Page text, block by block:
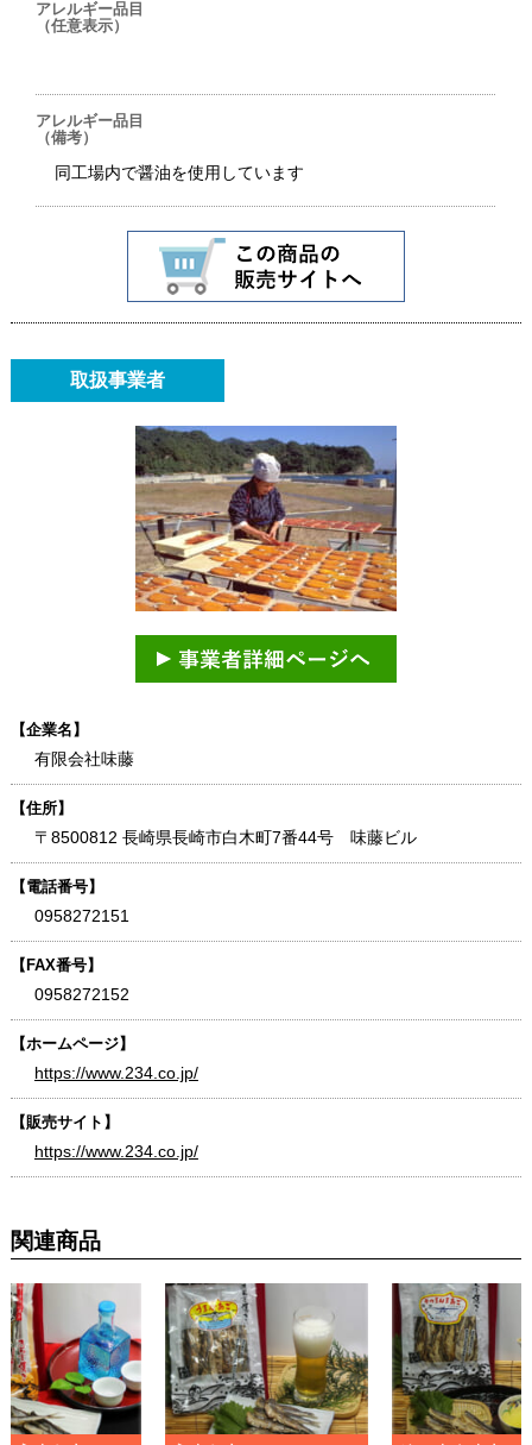
アレルギー品目
（任意表示）
アレルギー品目
（備考）
同工場内で醤油を使用しています
取扱事業者
【企業名】
有限会社味藤
【住所】
〒8500812 長崎県長崎市白木町7番44号 味藤ビル
【電話番号】
0958272151
【FAX番号】
0958272152
【ホームページ】
https://www.234.co.jp/
【販売サイト】
https://www.234.co.jp/
関連商品